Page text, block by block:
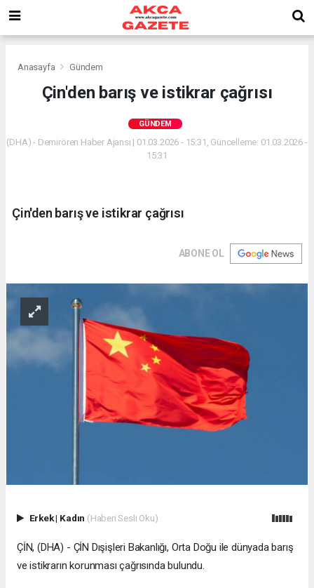
Anasayfa Gündem
Çin'den barış ve istikrar çağrısı
GÜNDEM
(DHA) - Demirören Haber Ajansı | 01.03.2026 - 15:31, Güncelleme: 01.03.2026 -
15:31
Çin'den barış ve istikrar çağrısı
ABONE OL
Erkek| Kadın (Haberi Sesli Oku)
ÇİN, (DHA) - ÇİN Dışişleri Bakanlığı, Orta Doğu ile dünyada barış
ve istikrarın korunması çağrısında bulundu.